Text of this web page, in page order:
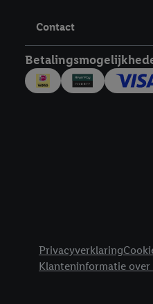
Contact
Privacyverklaring
Klanteninformatie